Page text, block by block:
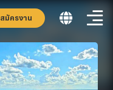
สมัครงาน